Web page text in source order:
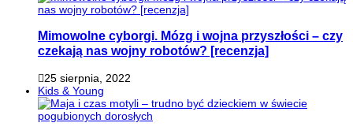
Mimowolne cyborgi. Mózg i wojna przyszłości – czy
czekają nas wojny robotów? [recenzja]
25 sierpnia, 2022
Kids & Young